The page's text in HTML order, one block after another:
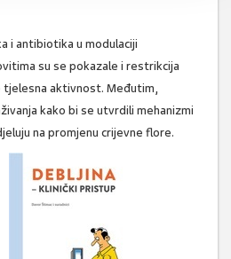
i antibiotika u modulaciji
su se pokazale i restrikcija
aktivnost. Međutim,
kako bi se utvrdili mehanizmi
na promjenu crijevne flore.